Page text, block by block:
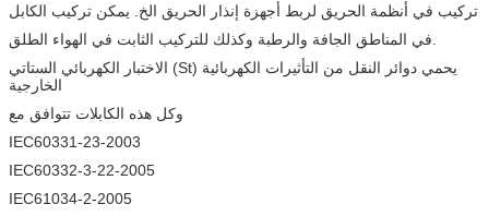
تركيب في أنظمة الحريق لربط أجهزة إنذار الحريق الخ. يمكن تركيب الكابل
الاختبار الكهربائي الستاتي (St) يحمي دوائر النقل من التأثيرات الكهربائية
الخارجية
وكل هذه الكابلات تتوافق مع
IEC60331-23-2003
IEC60332-3-22-2005
IEC61034-2-2005